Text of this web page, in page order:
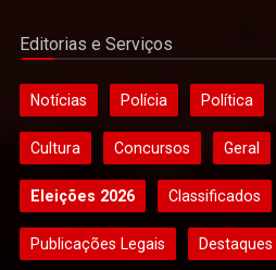
Editorias e Serviços
Notícias Polícia Política
Cultura Concursos Geral
Eleições 2026 Classificados
Publicações Legais